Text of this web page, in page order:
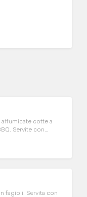
affumicate cotte a
Servite con
fagioli. Servita con